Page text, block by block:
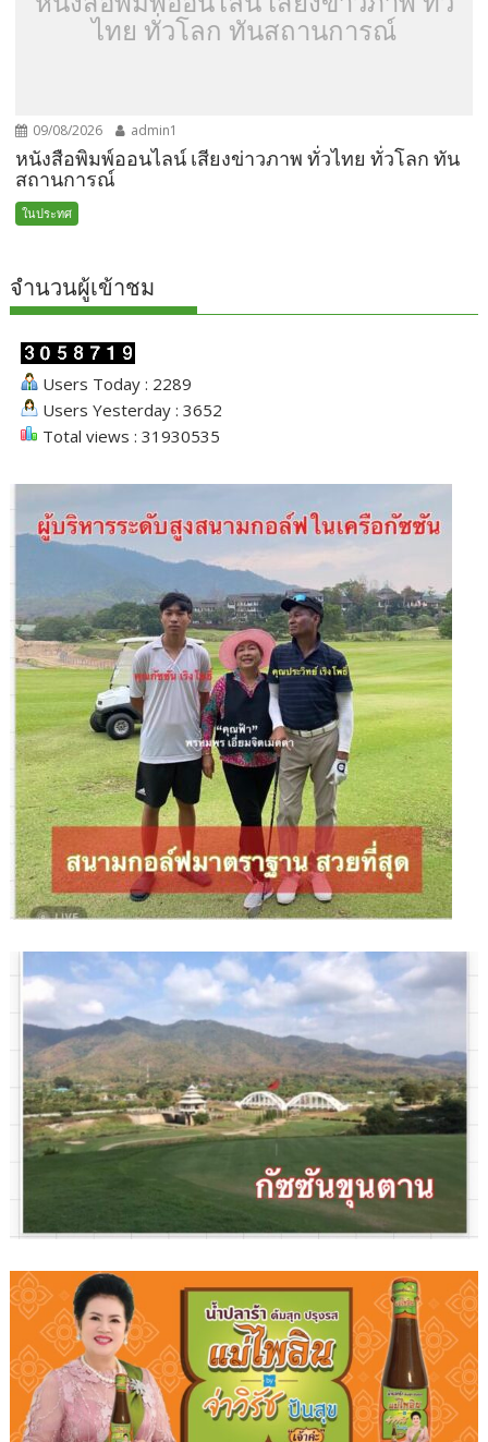
ไทย ทั่วโลก ทันสถานการณ์
09/08/2026 admin1
หนังสือพิมพ์ออนไลน์ เสียงข่าวภาพ ทั่วไทย ทั่วโลก ทัน
สถานการณ์
ในประทศ
จำนวนผู้เข้าชม
Users Today : 2289
Users Yesterday : 3652
Total views : 31930535